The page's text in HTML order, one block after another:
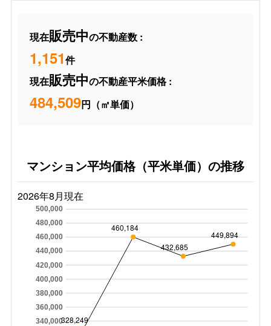
現在販売中の不動産数 :
1,151件
現在販売中の不動産平米価格 :
484,509円（㎡単価）
マンション平均価格（平米単価）の推移
2026年8月現在
340,000
360,000
380,000
400,000
420,000
440,000
460,000
480,000
500,000
328,249
460,184
432,685
449,894